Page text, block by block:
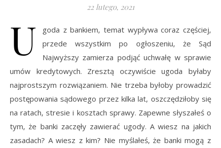
22 lutego, 2021
U
goda z bankiem, temat wypływa coraz częściej,
przede wszystkim po ogłoszeniu, że Sąd
Najwyższy zamierza podjąć uchwałę w sprawie
umów kredytowych. Zresztą oczywiście ugoda byłaby
najprostszym rozwiązaniem. Nie trzeba byłoby prowadzić
postępowania sądowego przez kilka lat, oszczędziłoby się
na ratach, stresie i kosztach sprawy. Zapewne słyszałeś o
tym, że banki zaczęły zawierać ugody. A wiesz na jakich
zasadach? A wiesz z kim? Nie myślałeś, że banki mogą z